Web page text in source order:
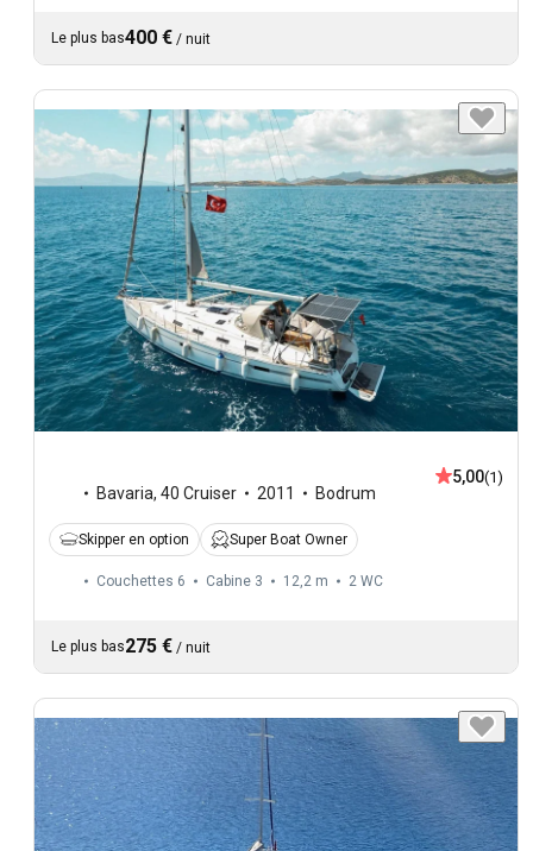
Le plus bas400 € / nuit
Bavaria, 40 Cruiser 2011 Bodrum
5,00(1)
Skipper en option Super Boat Owner
Couchettes 6 Cabine 3 12,2 m 2 WC
Le plus bas275 € / nuit